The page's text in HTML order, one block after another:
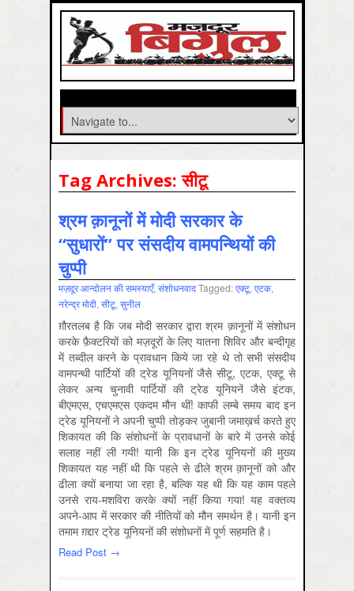
Tag Archives:सीटू
श्रम क़ानूनों में मोदी सरकार के
“सुधारों” पर संसदीय वामपन्थियों की
चुप्पी
मज़दूर आन्दोलन की समस्‍याएँ, संशोधनवादTagged:एक्‍टू, एटक,
नरेन्‍द्र मोदी, सीटू, सुनील
ग़ौरतलब है कि जब मोदी सरकार द्वारा श्रम क़ानूनों में संशोधन
करके फ़ैक्टरियों को मज़दूरों के लिए यातना शिविर और बन्दीगृह
में तब्दील करने के प्रावधान किये जा रहे थे तो सभी संसदीय
वामपन्थी पार्टियों की ट्रेड यूनियनों जैसे सीटू, एटक, एक्टू से
लेकर अन्य चुनावी पार्टियों की ट्रेड यूनियनें जैसे इंटक,
बीएमएस, एचएमएस एकदम मौन थीं! काफी लम्बे समय बाद इन
ट्रेड यूनियनों ने अपनी चुप्पी तोड़कर जुबानी जमाख़र्च करते हुए
शिकायत की कि संशोधनों के प्रावधानों के बारे में उनसे कोई
सलाह नहीं ली गयी! यानी कि इन ट्रेड यूनियनों की मुख्य
शिकायत यह नहीं थी कि पहले से ढीले श्रम क़ानूनों को और
ढीला क्यों बनाया जा रहा है, बल्कि यह थी कि यह काम पहले
उनसे राय-मशविरा करके क्यों नहीं किया गया! यह वक्तव्य
अपने-आप में सरकार की नीतियों को मौन समर्थन है। यानी इन
तमाम ग़द्दार ट्रेड यूनियनों की संशोधनों में पूर्ण सहमति है।
Read Post →